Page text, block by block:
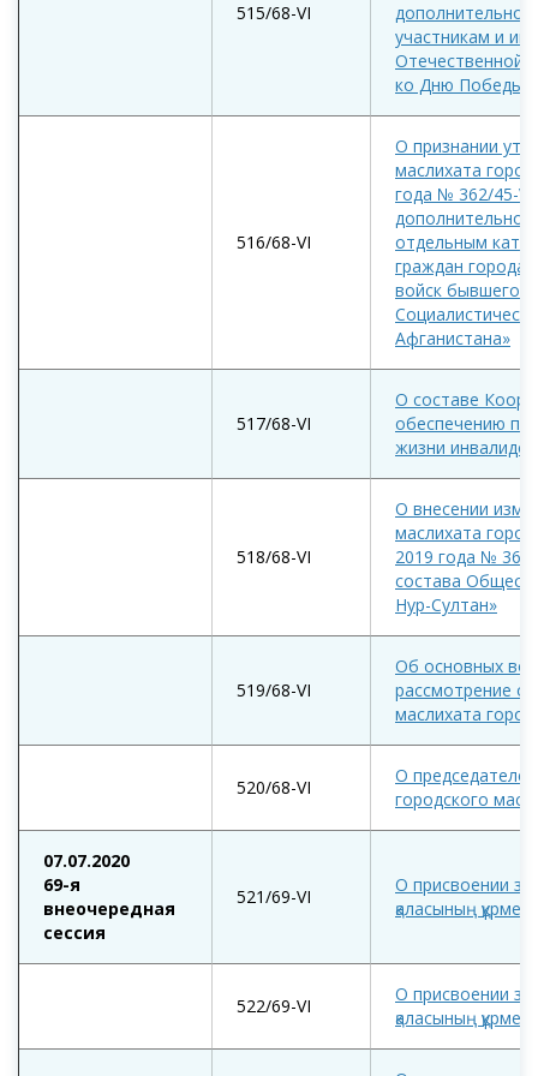
515/68-VI
участникам и
Отечественной
ко Дню Победы»
516/68-VI
О признании
маслихата
года № 362/45-
отдельным
граждан города
войск бывшего
Афганистана»
517/68-VI
О составе
обеспечению
жизни
518/68-VI
О внесении
маслихата
2019 года №
состава
Нур-Султан»
519/68-VI
Об основных
рассмотрение
маслихата
520/68-VI
О председателе
городского
07.07.2020
69-я
внеочередная
сессия
521/69-VI
О присвоении
қаласының
522/69-VI
О присвоении
қаласының